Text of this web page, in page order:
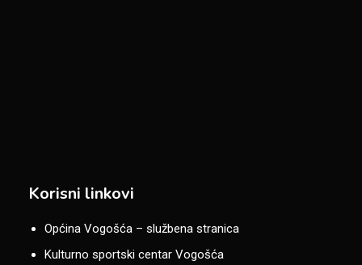
Korisni linkovi
Općina Vogošća – službena stranica
Kulturno sportski centar Vogošća